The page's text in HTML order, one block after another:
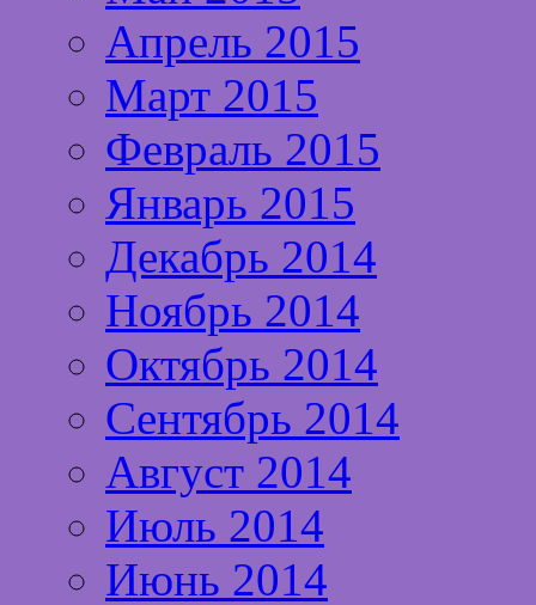
Апрель 2015
Март 2015
Февраль 2015
Январь 2015
Декабрь 2014
Ноябрь 2014
Октябрь 2014
Сентябрь 2014
Август 2014
Июль 2014
Июнь 2014